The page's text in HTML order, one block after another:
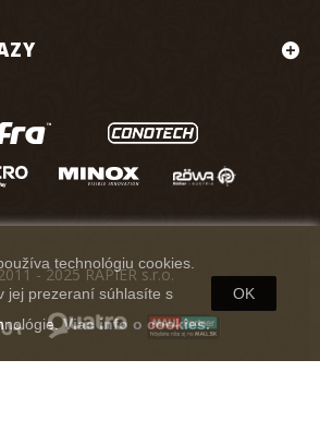
technológiu cookies.
jej prezeraní súhlasíte s
Viac info o cookies.
OK
- 2025 RAPIER s.r.o.